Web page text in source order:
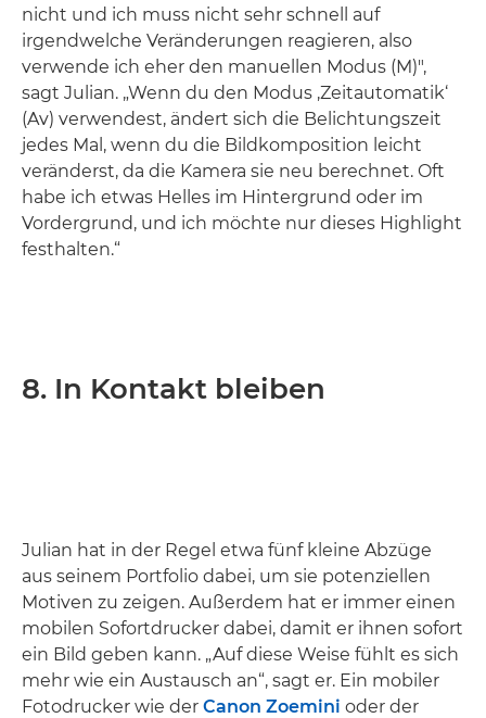
nicht und ich muss nicht sehr schnell auf
irgendwelche Veränderungen reagieren, also
verwende ich eher den manuellen Modus (M)",
sagt Julian. „Wenn du den Modus ‚Zeitautomatik‘
(Av) verwendest, ändert sich die Belichtungszeit
jedes Mal, wenn du die Bildkomposition leicht
veränderst, da die Kamera sie neu berechnet. Oft
habe ich etwas Helles im Hintergrund oder im
Vordergrund, und ich möchte nur dieses Highlight
festhalten.“
8. In Kontakt bleiben
Julian hat in der Regel etwa fünf kleine Abzüge
aus seinem Portfolio dabei, um sie potenziellen
Motiven zu zeigen. Außerdem hat er immer einen
mobilen Sofortdrucker dabei, damit er ihnen sofort
ein Bild geben kann. „Auf diese Weise fühlt es sich
mehr wie ein Austausch an“, sagt er. Ein mobiler
Fotodrucker wie der Canon Zoemini oder der